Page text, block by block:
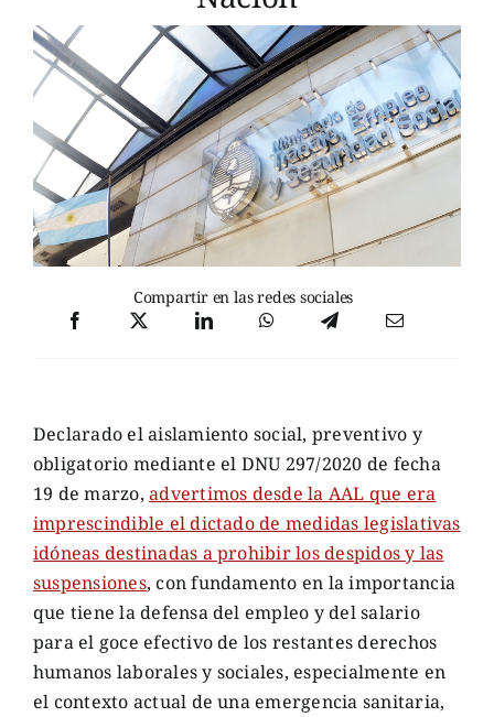
Compartir en las redes sociales
Declarado el aislamiento social, preventivo y
obligatorio mediante el DNU 297/2020 de fecha
19 de marzo,advertimos desde la AAL que era
imprescindible el dictado de medidas legislativas
idóneas destinadas a prohibir los despidos y las
suspensiones, con fundamento en la importancia
que tiene la defensa del empleo y del salario
para el goce efectivo de los restantes derechos
humanos laborales y sociales, especialmente en
el contexto actual de una emergencia sanitaria,